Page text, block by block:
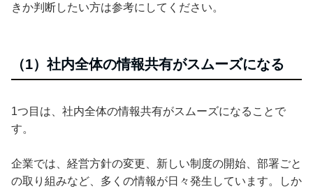
きか判断したい方は参考にしてください。
（1）社内全体の情報共有がスムーズになる
1つ目は、社内全体の情報共有がスムーズになることで
す。
企業では、経営方針の変更、新しい制度の開始、部署ごと
の取り組みなど、多くの情報が日々発生しています。しか